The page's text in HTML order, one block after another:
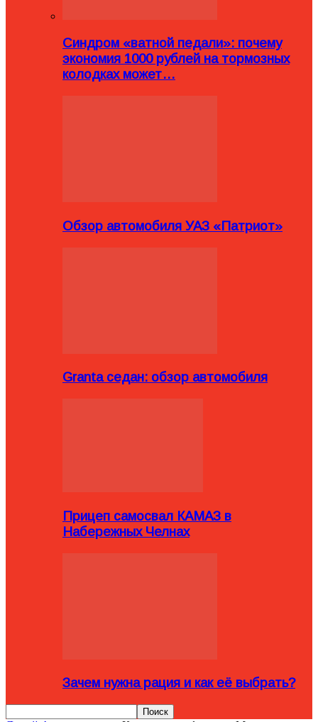
Синдром «ватной педали»: почему
экономия 1000 рублей на тормозных
колодках может…
Обзор автомобиля УАЗ «Патриот»
Granta седан: обзор автомобиля
Прицеп самосвал КАМАЗ в
Набережных Челнах
Зачем нужна рация и как её выбрать?